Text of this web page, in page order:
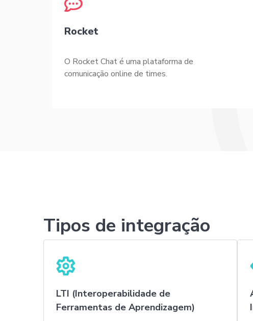
Rocket
O Rocket Chat é uma plataforma de
comunicação online de times.
Tipos de integração
LTI (Interoperabilidade de
Ferramentas de Aprendizagem)